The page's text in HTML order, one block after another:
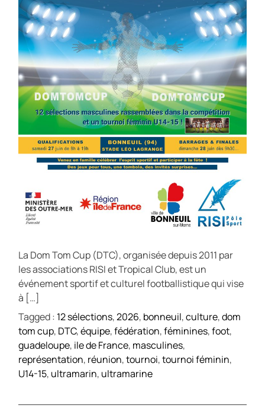
La Dom Tom Cup (DTC), organisée depuis 2011 par
les associations RISI et Tropical Club, est un
événement sportif et culturel footballistique qui vise
à […]
Tagged : 12 sélections,2026, bonneuil,culture,dom
tom cup, DTC,équipe,fédération,féminines,foot,
guadeloupe, ile de France, masculines,
représentation, réunion,tournoi,tournoi féminin,
U14-15, ultramarin, ultramarine